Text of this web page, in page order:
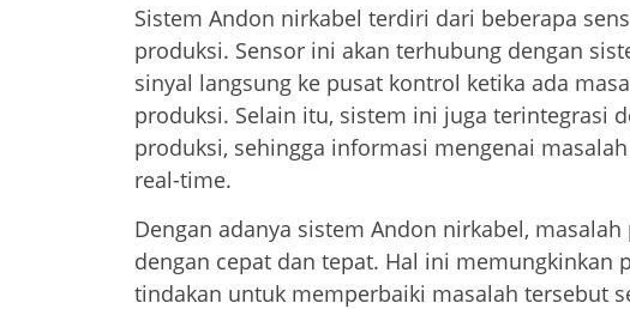
Sistem Andon nirkabel terdiri dari beberapa
produksi. Sensor ini akan terhubung dengan
sinyal langsung ke pusat kontrol ketika ada
produksi. Selain itu, sistem ini juga terintegrasi
produksi, sehingga informasi mengenai
real-time.
Dengan adanya sistem Andon nirkabel,
dengan cepat dan tepat. Hal ini memungkinkan
tindakan untuk memperbaiki masalah tersebut